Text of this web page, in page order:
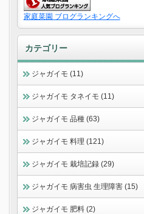
家庭菜園 ブログランキングへ
カテゴリー
ジャガイモ (11)
ジャガイモ タネイモ (11)
ジャガイモ 品種 (63)
ジャガイモ 料理 (121)
ジャガイモ 栽培記録 (29)
ジャガイモ 病害虫 生理障害 (15)
ジャガイモ 肥料 (2)